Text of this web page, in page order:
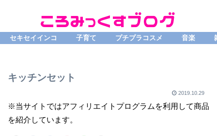
セキセイインコ 子育て プチプラコスメ 音楽
キッチンセット
2019.10.29
※当サイトではアフィリエイトプログラムを利用して商品
を紹介しています。